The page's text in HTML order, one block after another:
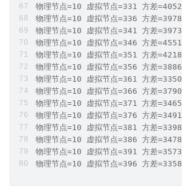
物理节点=10 虚拟节点=331 方差=4052
物理节点=10 虚拟节点=336 方差=3978
物理节点=10 虚拟节点=341 方差=3973
物理节点=10 虚拟节点=346 方差=4551
物理节点=10 虚拟节点=351 方差=4218
物理节点=10 虚拟节点=356 方差=3886
物理节点=10 虚拟节点=361 方差=3350
物理节点=10 虚拟节点=366 方差=3790
物理节点=10 虚拟节点=371 方差=3465
物理节点=10 虚拟节点=376 方差=3491
物理节点=10 虚拟节点=381 方差=3398
物理节点=10 虚拟节点=386 方差=3478
物理节点=10 虚拟节点=391 方差=3573
物理节点=10 虚拟节点=396 方差=3358